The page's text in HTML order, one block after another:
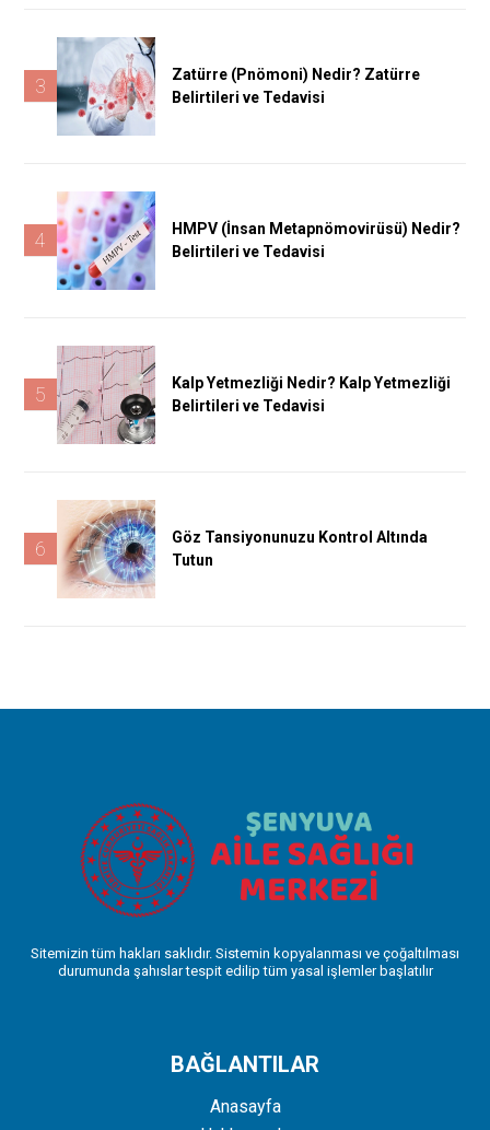
3
Zatürre (Pnömoni) Nedir? Zatürre
Belirtileri ve Tedavisi
4
HMPV (İnsan Metapnömovirüsü) Nedir?
Belirtileri ve Tedavisi
5
Kalp Yetmezliği Nedir? Kalp Yetmezliği
Belirtileri ve Tedavisi
6
Göz Tansiyonunuzu Kontrol Altında
Tutun
Sitemizin tüm hakları saklıdır. Sistemin kopyalanması ve çoğaltılması
durumunda şahıslar tespit edilip tüm yasal işlemler başlatılır
BAĞLANTILAR
Anasayfa